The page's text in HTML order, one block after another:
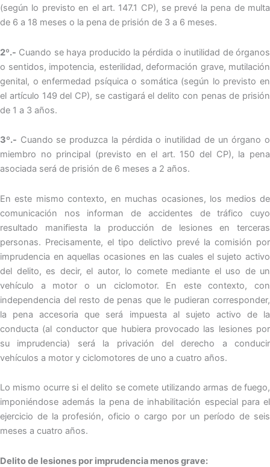
(según lo previsto en el art. 147.1 CP), se prevé la pena de multa
de 6 a 18 meses o la pena de prisión de 3 a 6 meses.
2º.- Cuando se haya producido la pérdida o inutilidad de órganos
o sentidos, impotencia, esterilidad, deformación grave, mutilación
genital, o enfermedad psíquica o somática (según lo previsto en
el artículo 149 del CP), se castigará el delito con penas de prisión
de 1 a 3 años.
3º.- Cuando se produzca la pérdida o inutilidad de un órgano o
miembro no principal (previsto en el art. 150 del CP), la pena
asociada será de prisión de 6 meses a 2 años.
En este mismo contexto, en muchas ocasiones, los medios de
comunicación nos informan de accidentes de tráfico cuyo
resultado manifiesta la producción de lesiones en terceras
personas. Precisamente, el tipo delictivo prevé la comisión por
imprudencia en aquellas ocasiones en las cuales el sujeto activo
del delito, es decir, el autor, lo comete mediante el uso de un
vehículo a motor o un ciclomotor. En este contexto, con
independencia del resto de penas que le pudieran corresponder,
la pena accesoria que será impuesta al sujeto activo de la
conducta (al conductor que hubiera provocado las lesiones por
su imprudencia) será la privación del derecho a conducir
vehículos a motor y ciclomotores de uno a cuatro años.
Lo mismo ocurre si el delito se comete utilizando armas de fuego,
imponiéndose además la pena de inhabilitación especial para el
ejercicio de la profesión, oficio o cargo por un período de seis
meses a cuatro años.
Delito de lesiones por imprudencia menos grave: